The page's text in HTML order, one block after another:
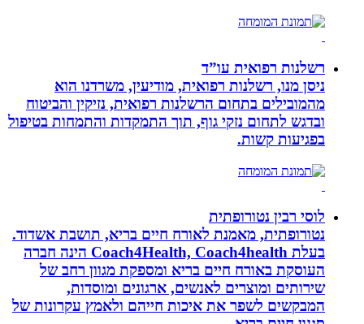
רשלנות רפואית עו”ד
ניסן מנו, רשלנות רפואית, מודיעין, משרדנו הוא
מהמובילים בתחום הרשלנות רפואית, נזיקין והביטוח
ובדגש לתחום נזקי גוף, תוך התמקדות והתמחות בטיפול
בפגיעות קשות.
לוסי רבין נטורופתית
נטורופתית, מאמנת לאורח חיים בריא, תושבת אשדוד.
בעלת Coach4Health, Coach4health הינה חברה
העוסקת באורח חיים בריא ומספקת מגוון רחב של
שירותים ומוצרים לאנשים, ארגונים ומוסדות,
המבקשים לשפר את איכות חייהם ולאמץ עקרונות של